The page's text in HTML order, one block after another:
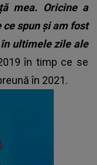
mea. Oricine a
spun și am fost
ultimele zile ale
în timp ce se
în 2021.